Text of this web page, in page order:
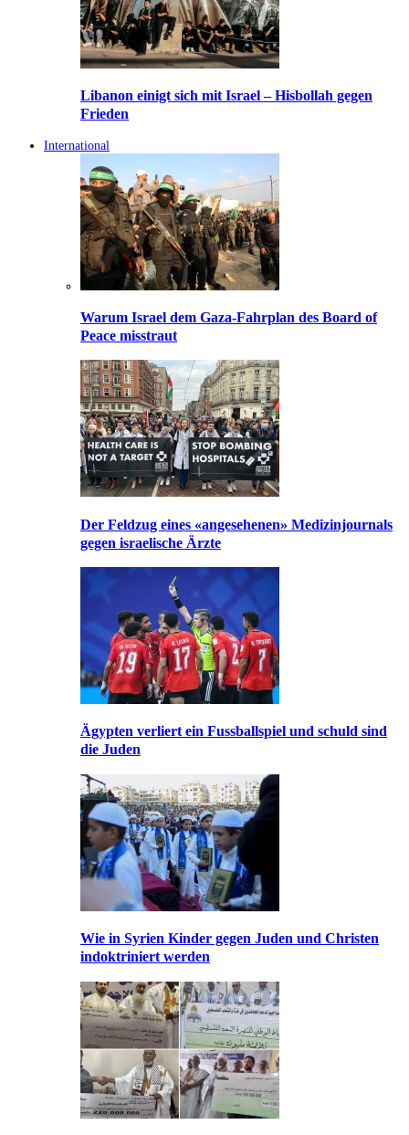
Libanon einigt sich mit Israel – Hisbollah gegen
Frieden
International
Warum Israel dem Gaza-Fahrplan des Board of
Peace misstraut
Der Feldzug eines «angesehenen» Medizinjournals
gegen israelische Ärzte
Ägypten verliert ein Fussballspiel und schuld sind
die Juden
Wie in Syrien Kinder gegen Juden und Christen
indoktriniert werden